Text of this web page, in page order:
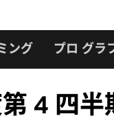
ング プロ グラ
4 四